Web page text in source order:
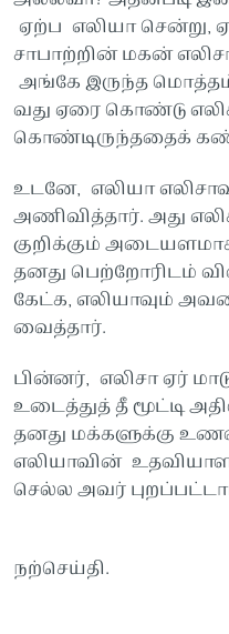
ஏற்ப எலியா சென்று,
சாபாற்றின் மகன்
அங்கே இருந்த
வது ஏரை கொண்டு
கொண்டிருந்ததைக்
உடனே, எலியா
அணிவித்தார். அது
குறிக்கும் அடையளமாக
தனது பெற்றோரிடம்
கேட்க, எலியாவும்
வைத்தார்.
பின்னர், எலிசா ஏர்
உடைத்துத் தீ மூட்டி
தனது மக்களுக்கு
எலியாவின்
செல்ல அவர்
நற்செய்தி.